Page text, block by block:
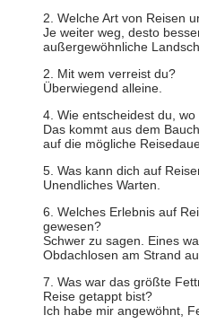
2. Welche Art von Reisen
Je weiter weg, desto
außergewöhnliche
2. Mit wem verreist du?
Überwiegend alleine.
4. Wie entscheidest du,
Das kommt aus dem
auf die mögliche
5. Was kann dich auf
Unendliches Warten.
6. Welches Erlebnis auf
gewesen?
Schwer zu sagen. Eines
Obdachlosen am Strand
7. Was war das größte
Reise getappt bist?
Ich habe mir angewöhnt,